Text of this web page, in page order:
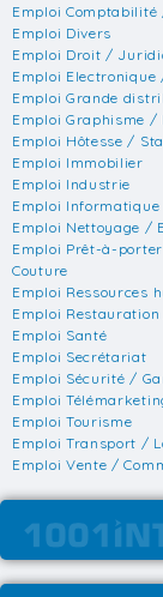
Emploi
Emploi Divers
Emploi Droit /
Emploi Electronique
Emploi Grande
Emploi Graphisme
Emploi Hôtesse /
Emploi Immobilier
Emploi Industrie
Emploi Informatique
Emploi Nettoyage /
Emploi Prêt-à-porter
Couture
Emploi Ressources
Emploi
Emploi Santé
Emploi Secrétariat
Emploi Sécurité /
Emploi
Emploi Tourisme
Emploi Transport /
Emploi Vente /